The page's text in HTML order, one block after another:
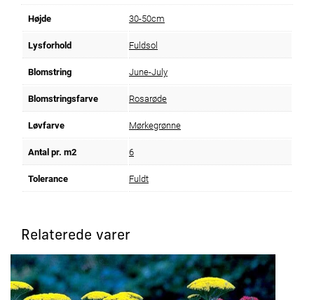
Højde 30-50cm
Lysforhold Fuldsol
Blomstring June-July
Blomstringsfarve Rosarøde
Løvfarve Mørkegrønne
Antal pr. m2 6
Tolerance Fuldt
Relaterede varer